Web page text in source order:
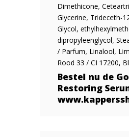
Dimethicone,
Glycerine, Trideceth-
Glycol,
dipropyleenglycol,
/ Parfum, Linalool,
Rood 33 / CI 17200,
Bestel nu de
Restoring